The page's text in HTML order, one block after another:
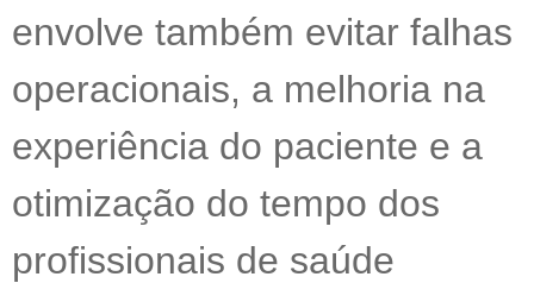
envolve também evitar falhas
operacionais, a melhoria na
experiência do paciente e a
otimização do tempo dos
profissionais de saúde